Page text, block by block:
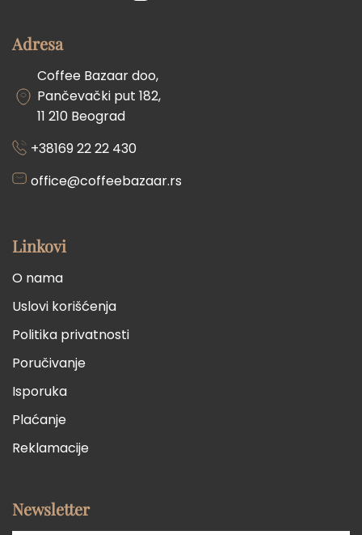
Adresa
Coffee Bazaar doo,
Pančevački put 182,
11 210 Beograd
+38169 22 22 430
office@coffeebazaar.rs
Linkovi
O nama
Uslovi korišćenja
Politika privatnosti
Poručivanje
Isporuka
Plaćanje
Reklamacije
Newsletter